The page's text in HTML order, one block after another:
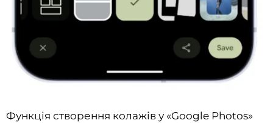
Функція створення колажів у «Google Photos»